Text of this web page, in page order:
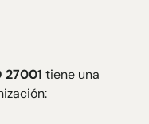
tiene una